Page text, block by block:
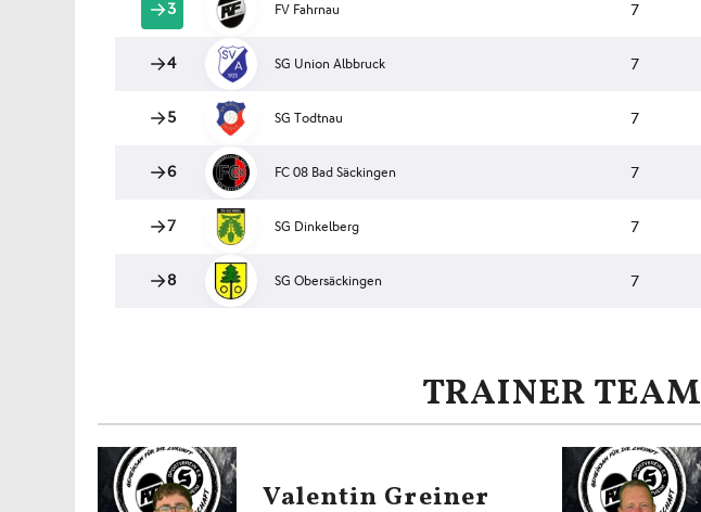
TRAINER TEAM
Valentin Greiner